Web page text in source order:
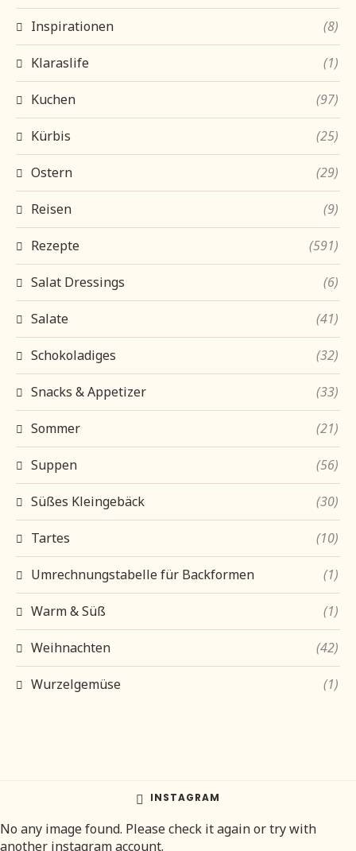
Inspirationen (8)
Klaraslife (1)
Kuchen (97)
Kürbis (25)
Ostern (29)
Reisen (9)
Rezepte (591)
Salat Dressings (6)
Salate (41)
Schokoladiges (32)
Snacks & Appetizer (33)
Sommer (21)
Suppen (56)
Süßes Kleingebäck (30)
Tartes (10)
Umrechnungstabelle für Backformen (1)
Warm & Süß (1)
Weihnachten (42)
Wurzelgemüse (1)
INSTAGRAM
No any image found. Please check it again or try with
another instagram account.